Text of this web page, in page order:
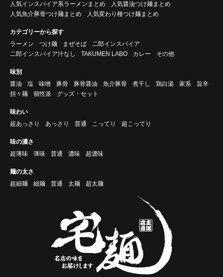
人気インスパイア系ラーメンまとめ
人気醤油つけ麺まとめ
人気魚介豚骨つけ麺まとめ
人気変わり種つけ麺まとめ
カテゴリーから探す
ラーメン
つけ麺 まぜそば
二郎インスパイア
二郎インスパイア汁なし
TAKUMEN LABO カレー その他
味別
醤油
塩 味噌 豚骨 豚骨醤油 魚介豚骨 煮干し 鶏白湯 家系
旨辛
担々麺
個性派 グッズ・セット
味わい
超あっさり
あっさり 普通 こってり 超こってり
味の濃さ
超薄味
薄味 普通 濃味 超濃味
麺の太さ
超細麺
細麺 普通 太麺 超太麺